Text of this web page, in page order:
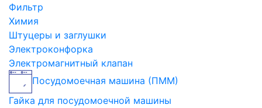
Фильтр
Химия
Штуцеры и заглушки
Электроконфорка
Электромагнитный клапан
Посудомоечная машина (ПММ)
Гайка для посудомоечной машины